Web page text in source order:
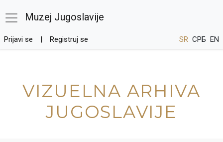
Muzej Jugoslavije
Prijavi se Registruj se SR СРБ EN
VIZUELNA ARHIVA
JUGOSLAVIJE